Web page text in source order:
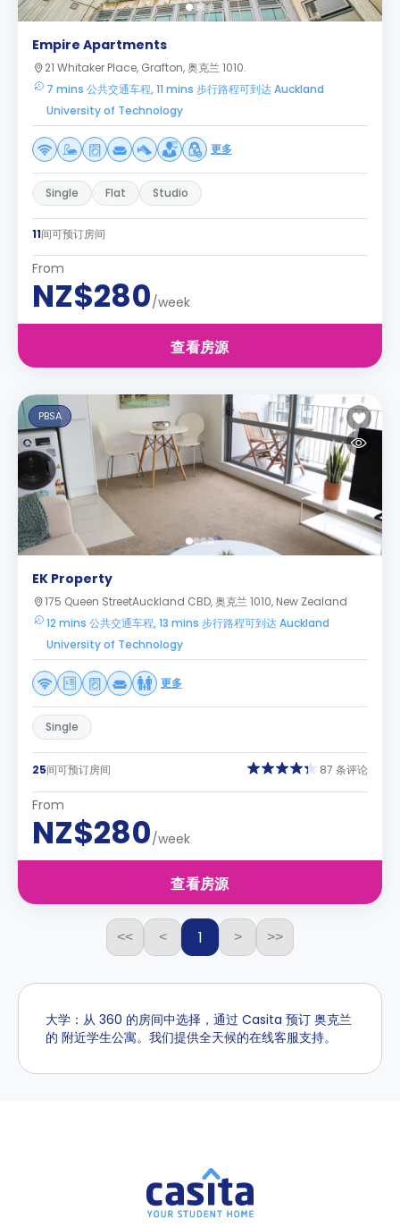
Empire Apartments
21 Whitaker Place, Grafton, 奥克兰 1010.
7 mins 公共交通车程, 11 mins 步行路程可到达 Auckland
University of Technology
更多
Single Flat Studio
11间可预订房间
From
NZ$280/week
查看房源
PBSA
EK Property
175 Queen StreetAuckland CBD, 奥克兰 1010, New Zealand
12 mins 公共交通车程, 13 mins 步行路程可到达 Auckland
University of Technology
更多
Single
25间可预订房间 87 条评论
From
NZ$280/week
查看房源
<< < 1 > >>
大学：从 360 的房间中选择，通过 Casita 预订 奥克兰
的 附近学生公寓。我们提供全天候的在线客服支持。